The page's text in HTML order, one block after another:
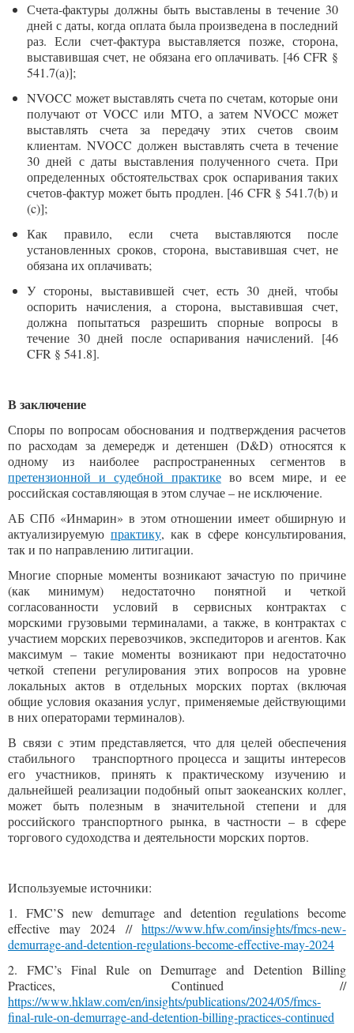
Счета-фактуры должны быть выставлены в течение 30
дней с даты, когда оплата была произведена в последний
раз. Если счет-фактура выставляется позже, сторона,
выставившая счет, не обязана его оплачивать. [46 CFR §
541.7(a)];
NVOCC может выставлять счета по счетам, которые они
получают от VOCC или MТО, а затем NVOCC может
выставлять счета за передачу этих счетов своим
клиентам. NVOCC должен выставлять счета в течение
30 дней с даты выставления полученного счета. При
определенных обстоятельствах срок оспаривания таких
счетов-фактур может быть продлен. [46 CFR § 541.7(b) и
(c)];
Как правило, если счета выставляются после
установленных сроков, сторона, выставившая счет, не
обязана их оплачивать;
У стороны, выставившей счет, есть 30 дней, чтобы
оспорить начисления, а сторона, выставившая счет,
должна попытаться разрешить спорные вопросы в
течение 30 дней после оспаривания начислений. [46
CFR § 541.8].
В заключение
Споры по вопросам обоснования и подтверждения расчетов
по расходам за демередж и детеншен (D&D) относятся к
одному из наиболее распространенных сегментов в
претензионной и судебной практикево всем мире, и ее
российская составляющая в этом случае – не исключение.
АБ СПб «Инмарин» в этом отношении имеет обширную и
актуализируемую практику, как в сфере консультирования,
так и по направлению литигации.
Многие спорные моменты возникают зачастую по причине
(как минимум) недостаточно понятной и четкой
согласованности условий в сервисных контрактах с
морскими грузовыми терминалами, а также, в контрактах с
участием морских перевозчиков, экспедиторов и агентов. Как
максимум – такие моменты возникают при недостаточно
четкой степени регулирования этих вопросов на уровне
локальных актов в отдельных морских портах (включая
общие условия оказания услуг, применяемые действующими
в них операторами терминалов).
В связи с этим представляется, что для целей обеспечения
стабильного транспортного процесса и защиты интересов
его участников, принять к практическому изучению и
дальнейшей реализации подобный опыт заокеанских коллег,
может быть полезным в значительной степени и для
российского транспортного рынка, в частности – в сфере
торгового судоходства и деятельности морских портов.
Используемые источники:
1. FMC’S new demurrage and detention regulations become
effective may 2024 // https://www.hfw.com/insights/fmcs-new-
demurrage-and-detention-regulations-become-effective-may-2024
2. FMC’s Final Rule on Demurrage and Detention Billing
Practices, Continued //
https://www.hklaw.com/en/insights/publications/2024/05/fmcs-
final-rule-on-demurrage-and-detention-billing-practices-continued